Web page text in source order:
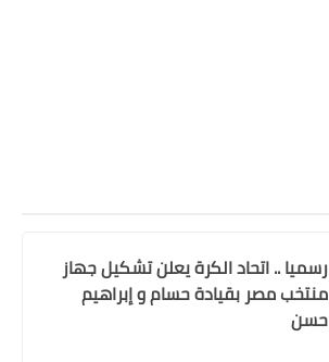
رسميا .. اتحاد الكرة يعلن تشكيل جهاز
منتخب مصر بقيادة حسام و إبراهيم
حسن